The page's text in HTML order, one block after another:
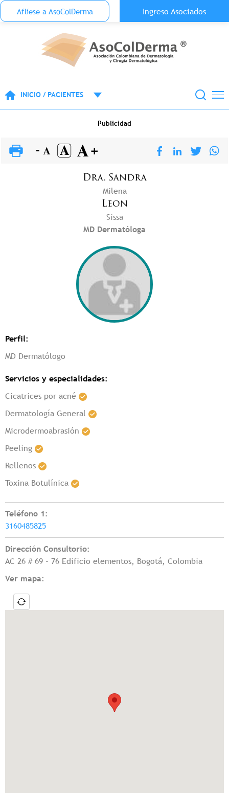
Pasar al contenido principal
Menu Top Anónimo
Aflíese a AsoColDerma Ingreso Asociados
INICIO / PACIENTES
Publicidad
Dra. Sandra
Milena
Leon
Sissa
MD Dermatóloga
Perfil:
MD Dermatólogo
Servicios y especialidades:
Cicatrices por acné
Dermatología General
Microdermoabrasión
Peeling
Rellenos
Toxina Botulínica
Teléfono 1:
3160485825
Dirección Consultorio:
AC 26 # 69 - 76 Edificio elementos, Bogotá, Colombia
Ver mapa: